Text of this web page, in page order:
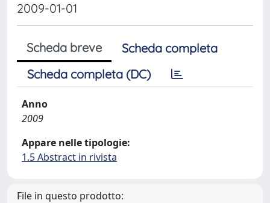
2009-01-01
Scheda breve
Scheda completa
Scheda completa (DC)
Anno
2009
Appare nelle tipologie:
1.5 Abstract in rivista
File in questo prodotto: